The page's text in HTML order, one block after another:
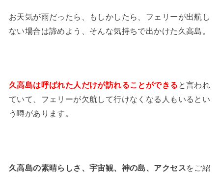
お天気が雨だったら、もしかしたら、フェリーが出航し
ない場合は諦めよう、そんな気持ちで出かけた久高島。
久高島は呼ばれた人だけが訪れることができる と言われ
ていて、フェリーが欠航して行けなくなる人もいるとい
う噂があります。
久高島の素晴らしさ、宇宙観、神の島、アクセスをご紹